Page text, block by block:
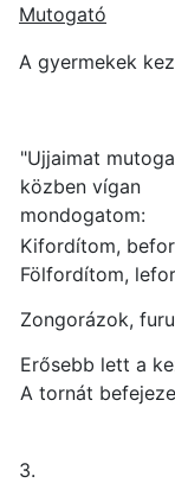
Mutogató
A gyermekek
"Ujjaimat
közben vígan
mondogatom:
Kifordítom,
Fölfordítom,
Zongorázok,
Erősebb lett a
A tornát
3.